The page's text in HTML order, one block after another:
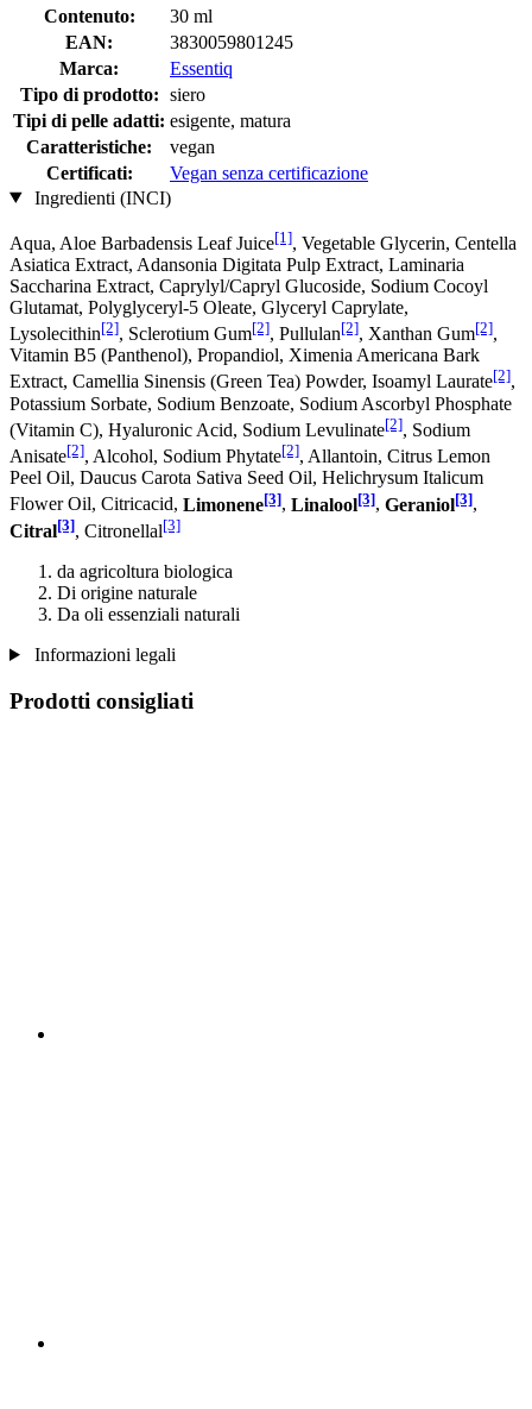
Contenuto:
30 ml
EAN:
3830059801245
Marca:
Essentiq
Tipo di prodotto: siero
Tipi di pelle adatti: esigente, matura
Caratteristiche:
vegan
Certificati:
Vegan senza certificazione
Ingredienti (INCI)
Aqua, Aloe Barbadensis Leaf Juice[1], Vegetable Glycerin, Centella
Asiatica Extract, Adansonia Digitata Pulp Extract, Laminaria
Saccharina Extract, Caprylyl/Capryl Glucoside, Sodium Cocoyl
Glutamat, Polyglyceryl-5 Oleate, Glyceryl Caprylate,
Lysolecithin[2], Sclerotium Gum[2], Pullulan[2], Xanthan Gum[2],
Vitamin B5 (Panthenol), Propandiol, Ximenia Americana Bark
Extract, Camellia Sinensis (Green Tea) Powder, Isoamyl Laurate[2],
Potassium Sorbate, Sodium Benzoate, Sodium Ascorbyl Phosphate
(Vitamin C), Hyaluronic Acid, Sodium Levulinate[2], Sodium
Anisate[2], Alcohol, Sodium Phytate[2], Allantoin, Citrus Lemon
Peel Oil, Daucus Carota Sativa Seed Oil, Helichrysum Italicum
Flower Oil, Citricacid, Limonene[3], Linalool[3], Geraniol[3],
Citral[3], Citronellal[3]
da agricoltura biologica
Di origine naturale
Da oli essenziali naturali
Informazioni legali
Prodotti consigliati